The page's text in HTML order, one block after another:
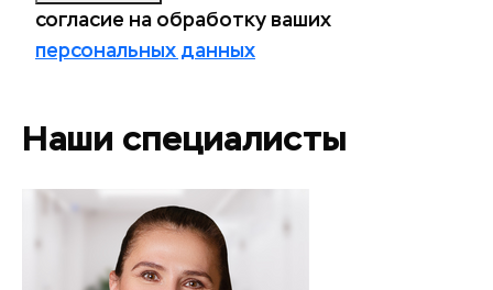
согласие на обработку ваших
персональных данных
Наши специалисты